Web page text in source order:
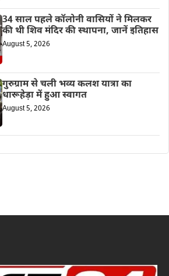
34 साल पहले कॉलोनी वासियों ने मिलकर
की थी शिव मंदिर की स्थापना, जानें इतिहास
August 5, 2026
गुरुग्राम से चली भव्य कलश यात्रा का
धारूहेड़ा में हुआ स्वागत
August 5, 2026